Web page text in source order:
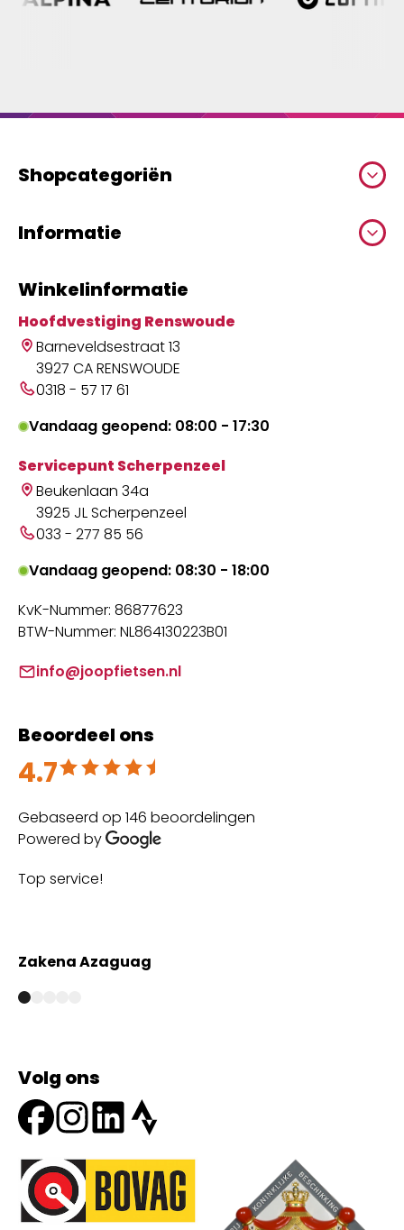
Shopcategoriën
Informatie
Winkelinformatie
Hoofdvestiging Renswoude
Barneveldsestraat 13
3927 CA RENSWOUDE
0318 - 57 17 61
Vandaag geopend: 08:00 - 17:30
Servicepunt Scherpenzeel
Beukenlaan 34a
3925 JL Scherpenzeel
033 - 277 85 56
Vandaag geopend: 08:30 - 18:00
KvK-Nummer: 86877623
BTW-Nummer: NL864130223B01
info@joopfietsen.nl
Beoordeel ons
4.7
Beoordeeld met 4.7 uit 5
Gebaseerd op 146 beoordelingen
Powered by
Top service!
Zakena Azaguag
Volg ons
Onze partners